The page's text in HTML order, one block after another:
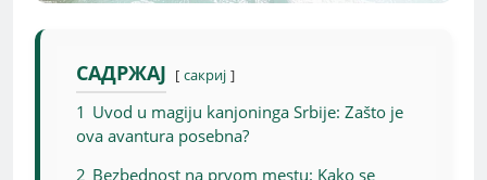
САДРЖАЈ сакриј
1 Uvod u magiju kanjoninga Srbije: Zašto je
ova avantura posebna?
2 Bezbednost na prvom mestu: Kako se